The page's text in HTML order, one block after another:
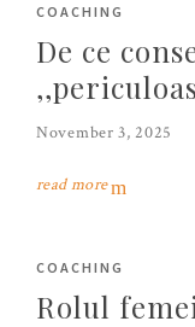
COACHING
De ce
November 3, 2025
read more
COACHING
Rolul